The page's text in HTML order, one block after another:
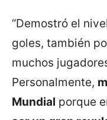
“Demostró el
goles, también
muchos
Personalmente,
Mundial porque